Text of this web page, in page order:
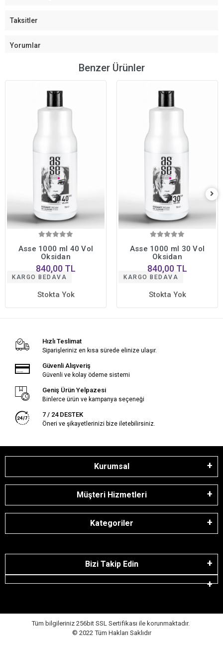
Taksitler
Yorumlar
Benzer Ürünler
Asse 1000 ml 40 Vol
Oksidan
840,00 TL
KARGO BEDAVA
Stokta Yok
Asse 1000 ml 30 Vol
Oksidan
840,00 TL
KARGO BEDAVA
Stokta Yok
Hızlı Teslimat
Siparişleriniz en kısa sürede elinize ulaşır.
Güvenli Alışveriş
Güvenli ve kolay ödeme sistemi
Geniş Ürün Yelpazesi
Binlerce ürün ve kampanya seçeneği
7 / 24 DESTEK
Öneri ve şikayetlerinizi bize iletebilirsiniz.
Kurumsal
Müşteri Hizmetleri
Kategoriler
Bizi Takip Edin
Tüm bilgileriniz 256bit SSL Sertifikası ile korunmaktadır.
© 2022 Tüm Hakları Saklıdır